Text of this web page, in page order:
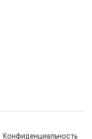
Конфиденциальность